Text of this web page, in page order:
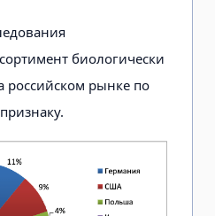
биологически
российском рынке по